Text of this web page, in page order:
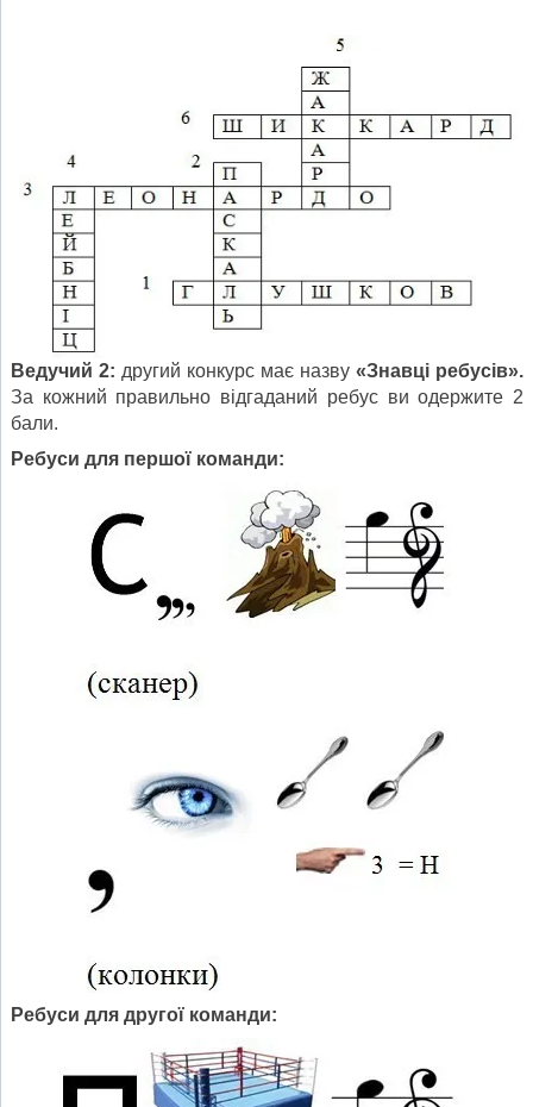
Ведучий 2: другий конкурс має назву «Знавці ребусів».
За кожний правильно відгаданий ребус ви одержите 2
бали.
Ребуси для першої команди:
Ребуси для другої команди: